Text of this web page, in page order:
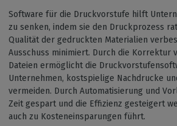
Software für die Druckvorstufe hilft
zu senken, indem sie den Druckprozess
Qualität der gedruckten Materialien
Ausschuss minimiert. Durch die Korrektur
Dateien ermöglicht die
Unternehmen, kostspielige Nachdrucke
vermeiden. Durch Automatisierung und
Zeit gespart und die Effizienz gesteigert
auch zu Kosteneinsparungen führt.